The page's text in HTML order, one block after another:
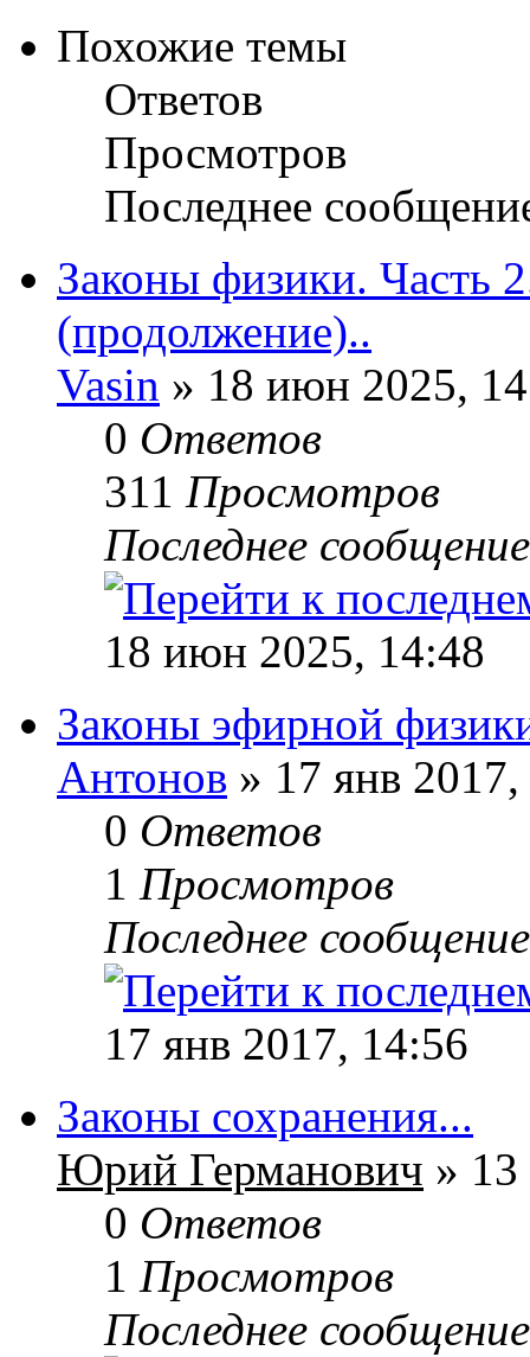
Похожие темы
Ответов
Просмотров
Последнее
Законы физики. Часть
(продолжение)..
Vasin » 18 июн 2025,
0 Ответов
311 Просмотров
Последнее
18 июн 2025, 14:48
Законы эфирной
Антонов » 17 янв
0 Ответов
1 Просмотров
Последнее
17 янв 2017, 14:56
Законы сохранения...
Юрий Германович »
0 Ответов
1 Просмотров
Последнее